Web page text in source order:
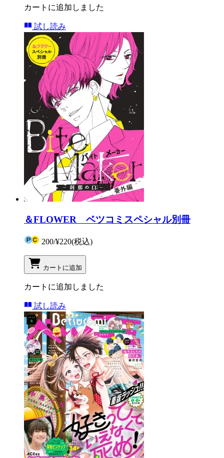
カートに追加しました
試し読み
＆FLOWER ベツコミスペシャル別冊
200/¥220(税込)
カートに追加
カートに追加しました
試し読み